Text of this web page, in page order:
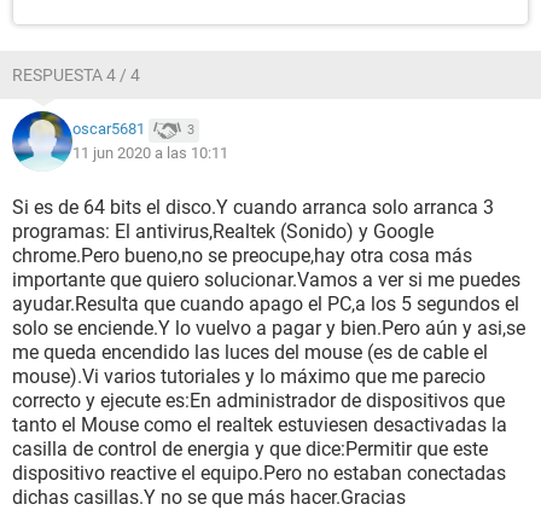
RESPUESTA 4 / 4
oscar5681 3
11 jun 2020 a las 10:11
Si es de 64 bits el disco.Y cuando arranca solo arranca 3
programas: El antivirus,Realtek (Sonido) y Google
chrome.Pero bueno,no se preocupe,hay otra cosa más
importante que quiero solucionar.Vamos a ver si me puedes
ayudar.Resulta que cuando apago el PC,a los 5 segundos el
solo se enciende.Y lo vuelvo a pagar y bien.Pero aún y asi,se
me queda encendido las luces del mouse (es de cable el
mouse).Vi varios tutoriales y lo máximo que me parecio
correcto y ejecute es:En administrador de dispositivos que
tanto el Mouse como el realtek estuviesen desactivadas la
casilla de control de energia y que dice:Permitir que este
dispositivo reactive el equipo.Pero no estaban conectadas
dichas casillas.Y no se que más hacer.Gracias